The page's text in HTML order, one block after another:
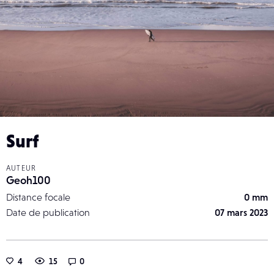
Surf
AUTEUR
Geoh100
Distance focale
0 mm
Date de publication
07 mars 2023
4 15 0